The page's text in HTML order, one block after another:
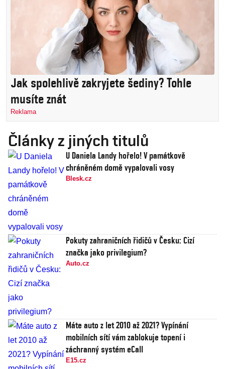
Jak spolehlivě zakryjete šediny? Tohle
musíte znát
Reklama
Články z jiných titulů
U Daniela Landy hořelo! V památkově
chráněném domě vypalovali vosy
Blesk.cz
Pokuty zahraničních řidičů v Česku: Cizí
značka jako privilegium?
Auto.cz
Máte auto z let 2010 až 2021? Vypínání
mobilních sítí vám zablokuje topení i
záchranný systém eCall
E15.cz